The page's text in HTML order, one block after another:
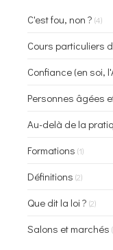
C'est fou, non ? (4)
Cours particuliers
Confiance (en soi,
Personnes âgées
Au-delà de la
Formations (1)
Définitions (2)
Que dit la loi ? (2)
Salons et marchés